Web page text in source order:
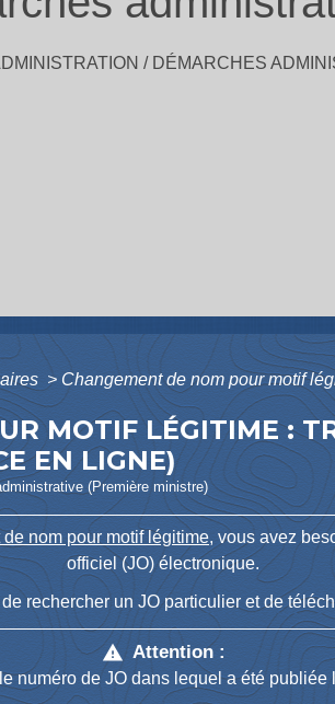
/ DÉMARCHES
> Changement de nom pour motif
MOTIF LÉGITIME :
EN LIGNE)
(Première ministre)
nom pour motif légitime, vous avez
officiel (JO) électronique.
rechercher un JO particulier et de
warning Attention :
numéro de JO dans lequel a été